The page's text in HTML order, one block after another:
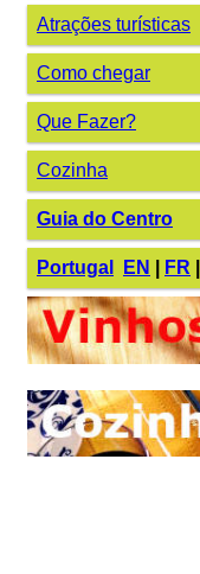
Atrações turísticas
Como chegar
Que Fazer?
Cozinha
Guia do Centro
Portugal EN FR